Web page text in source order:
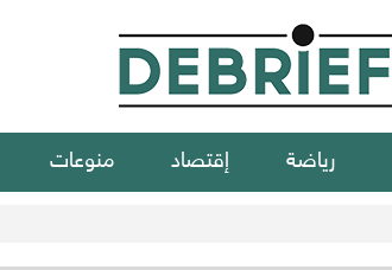
رياضة إقتصاد منوعات